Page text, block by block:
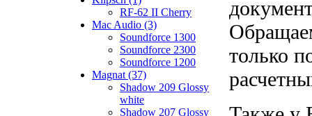
RF-62 II Cherry
Mac Audio (3)
Soundforce 1300
Soundforce 2300
Soundforce 1200
Magnat (37)
Shadow 209 Glossy
white
Shadow 207 Glossy
только